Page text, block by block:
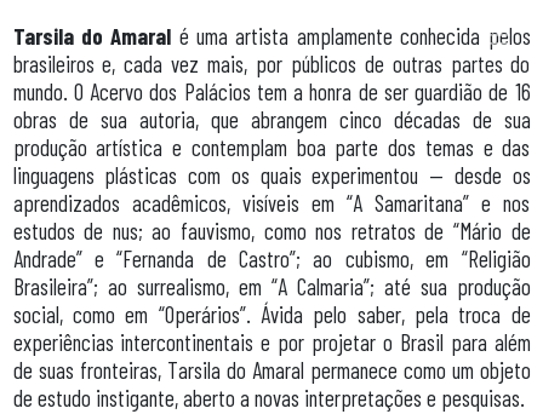
Tarsila do Amaral é uma artista amplamente conhecida pelos
brasileiros e, cada vez mais, por públicos de outras partes do
mundo. O Acervo dos Palácios tem a honra de ser guardião de 16
obras de sua autoria, que abrangem cinco décadas de sua
produção artística e contemplam boa parte dos temas e das
linguagens plásticas com os quais experimentou — desde os
aprendizados acadêmicos, visíveis em “A Samaritana” e nos
estudos de nus; ao fauvismo, como nos retratos de “Mário de
Andrade” e “Fernanda de Castro”; ao cubismo, em “Religião
Brasileira”; ao surrealismo, em “A Calmaria”; até sua produção
social, como em “Operários”. Ávida pelo saber, pela troca de
experiências intercontinentais e por projetar o Brasil para além
de suas fronteiras, Tarsila do Amaral permanece como um objeto
de estudo instigante, aberto a novas interpretações e pesquisas.